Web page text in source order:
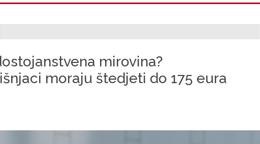
mirovina?
moraju štedjeti do 175 eura